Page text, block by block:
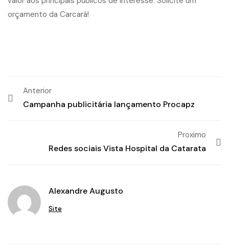
orçamento da Carcará!
Anterior
Campanha publicitária lançamento Procapz
Proximo
Redes sociais Vista Hospital da Catarata
Alexandre Augusto
Site